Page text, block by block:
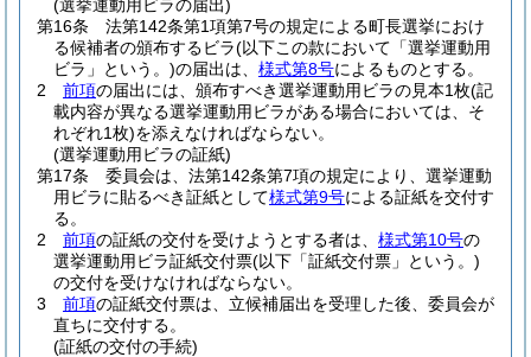
(選挙運動用ビラの届出)
第16条
法第142条第1項第7号の規定による町長選挙におけ
る候補者の頒布するビラ(以下この款において「選挙運動用
ビラ」という。)の届出は、 様式第8号によるものとする。
2
前項の届出には、頒布すべき選挙運動用ビラの見本1枚(記
載内容が異なる選挙運動用ビラがある場合においては、そ
れぞれ1枚)を添えなければならない。
(選挙運動用ビラの証紙)
第17条
委員会は、法第142条第7項の規定により、選挙運動
用ビラに貼るべき証紙として様式第9号による証紙を交付す
る。
2
前項の証紙の交付を受けようとする者は、 様式第10号の
選挙運動用ビラ証紙交付票(以下「証紙交付票」という。)
の交付を受けなければならない。
3
前項の証紙交付票は、立候補届出を受理した後、委員会が
直ちに交付する。
(証紙の交付の手続)